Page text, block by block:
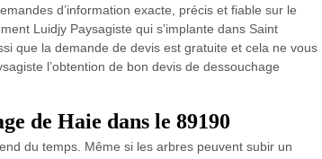
d’information exacte, précis et fiable sur le
Luidjy Paysagiste qui s’implante dans Saint
que la demande de devis est gratuite et cela ne vous
l’obtention de bon devis de dessouchage
de Haie dans le 89190
du temps. Même si les arbres peuvent subir un